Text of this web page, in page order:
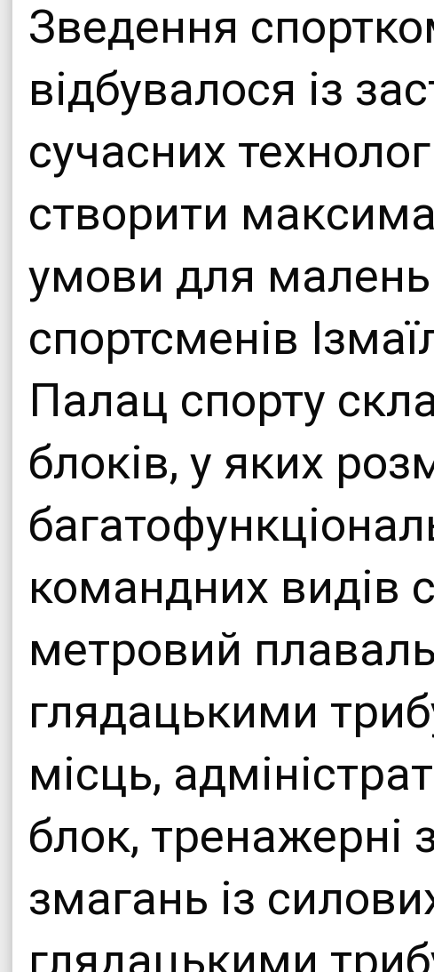
Зведення
відбувалося із
сучасних
створити
умови для
спортсменів
Палац спорту
блоків, у яких
командних видів
метровий
глядацькими
місць,
блок, тренажерні
змагань із
глядацькими